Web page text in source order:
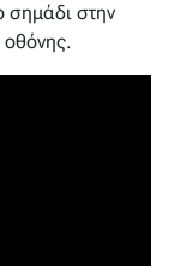
σημάδι στην
οθόνης.